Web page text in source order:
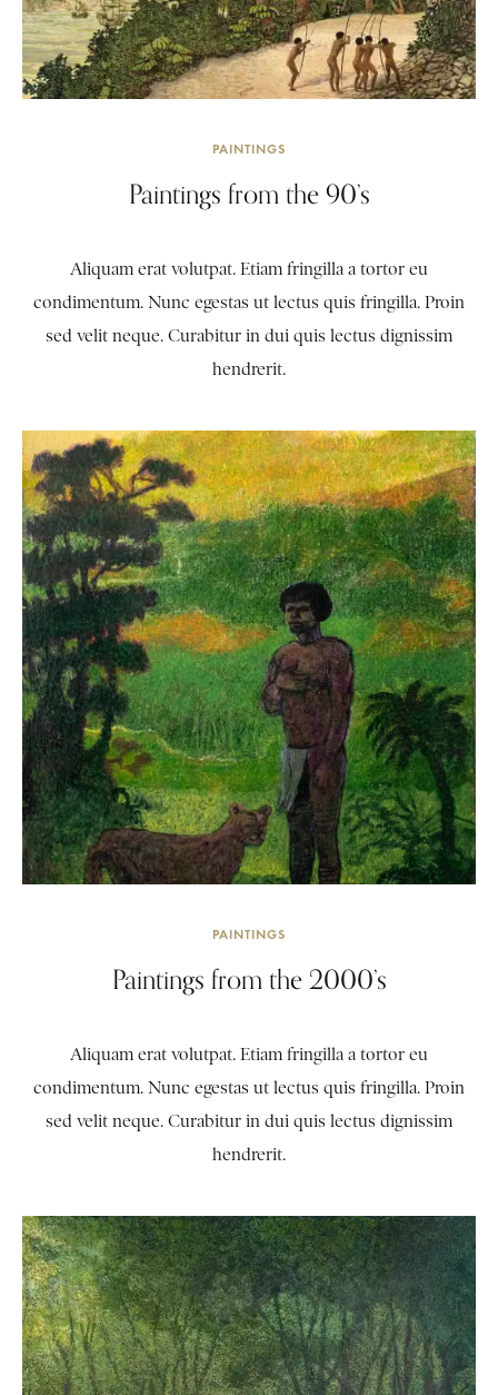
PAINTINGS
Paintings from the 90’s
Aliquam erat volutpat. Etiam fringilla a tortor eu
condimentum. Nunc egestas ut lectus quis fringilla. Proin
sed velit neque. Curabitur in dui quis lectus dignissim
hendrerit.
PAINTINGS
Paintings from the 2000’s
Aliquam erat volutpat. Etiam fringilla a tortor eu
condimentum. Nunc egestas ut lectus quis fringilla. Proin
sed velit neque. Curabitur in dui quis lectus dignissim
hendrerit.